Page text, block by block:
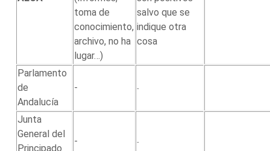
toma de
conocimiento,
archivo, no ha
lugar…)
salvo que se
indique otra
cosa
Parlamento
de
Andalucía
- -
Junta
General del
Principado
- -